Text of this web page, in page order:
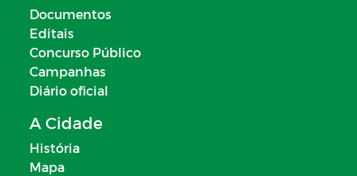
Documentos
Editais
Concurso Público
Campanhas
Diário oficial
A Cidade
História
Mapa